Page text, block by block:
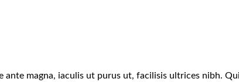
ante magna, iaculis ut purus ut, facilisis ultrices nibh.